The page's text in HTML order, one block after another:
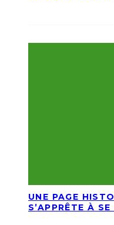
UNE PAGE
S’APPRÊTE À